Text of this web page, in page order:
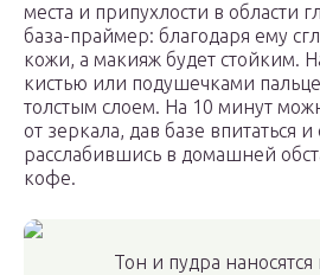
места и припухлости в области
база-праймер: благодаря ему
кожи, а макияж будет стойким.
кистью или подушечками
толстым слоем. На 10 минут
от зеркала, дав базе впитаться и
расслабившись в домашней
кофе.
Тон и пудра наносятся